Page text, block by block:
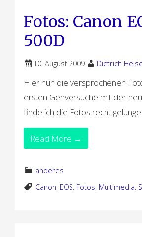
Fotos: Canon
500D
10. August 2009 Dietrich Heise
Hier nun die versprochenen
ersten Gehversuche mit der
finde ich die Fotos recht
Read More →
anderes
Canon, EOS, Fotos, Multimedia,